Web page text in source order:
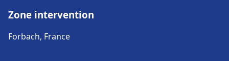
Zone intervention
Forbach, France